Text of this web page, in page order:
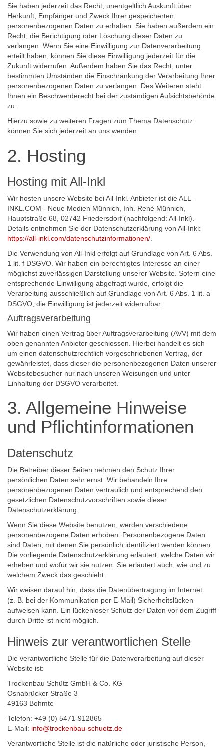
Sie haben jederzeit das Recht, unentgeltlich Auskunft über
Herkunft, Empfänger und Zweck Ihrer gespeicherten
personenbezogenen Daten zu erhalten. Sie haben außerdem ein
Recht, die Berichtigung oder Löschung dieser Daten zu
verlangen. Wenn Sie eine Einwilligung zur Datenverarbeitung
erteilt haben, können Sie diese Einwilligung jederzeit für die
Zukunft widerrufen. Außerdem haben Sie das Recht, unter
bestimmten Umständen die Einschränkung der Verarbeitung Ihrer
personenbezogenen Daten zu verlangen. Des Weiteren steht
Ihnen ein Beschwerderecht bei der zuständigen Aufsichtsbehörde
zu.
Hierzu sowie zu weiteren Fragen zum Thema Datenschutz
können Sie sich jederzeit an uns wenden.
2. Hosting
Hosting mit All-Inkl
Wir hosten unsere Website bei All-Inkl. Anbieter ist die ALL-
INKL.COM - Neue Medien Münnich, Inh. René Münnich,
Hauptstraße 68, 02742 Friedersdorf (nachfolgend: All-Inkl).
Details entnehmen Sie der Datenschutzerklärung von All-Inkl:
https://all-inkl.com/datenschutzinformationen/
Die Verwendung von All-Inkl erfolgt auf Grundlage von Art. 6 Abs.
1 lit. f DSGVO. Wir haben ein berechtigtes Interesse an einer
möglichst zuverlässigen Darstellung unserer Website. Sofern eine
entsprechende Einwilligung abgefragt wurde, erfolgt die
Verarbeitung ausschließlich auf Grundlage von Art. 6 Abs. 1 lit. a
DSGVO; die Einwilligung ist jederzeit widerrufbar.
Auftragsverarbeitung
Wir haben einen Vertrag über Auftragsverarbeitung (AVV) mit dem
oben genannten Anbieter geschlossen. Hierbei handelt es sich
um einen datenschutzrechtlich vorgeschriebenen Vertrag, der
gewährleistet, dass dieser die personenbezogenen Daten unserer
Websitebesucher nur nach unseren Weisungen und unter
Einhaltung der DSGVO verarbeitet.
3. Allgemeine Hinweise
und Pflicht­informationen
Datenschutz
Die Betreiber dieser Seiten nehmen den Schutz Ihrer
persönlichen Daten sehr ernst. Wir behandeln Ihre
personenbezogenen Daten vertraulich und entsprechend den
gesetzlichen Datenschutzvorschriften sowie dieser
Datenschutzerklärung.
Wenn Sie diese Website benutzen, werden verschiedene
personenbezogene Daten erhoben. Personenbezogene Daten
sind Daten, mit denen Sie persönlich identifiziert werden können.
Die vorliegende Datenschutzerklärung erläutert, welche Daten wir
erheben und wofür wir sie nutzen. Sie erläutert auch, wie und zu
welchem Zweck das geschieht.
Wir weisen darauf hin, dass die Datenübertragung im Internet
(z. B. bei der Kommunikation per E-Mail) Sicherheitslücken
aufweisen kann. Ein lückenloser Schutz der Daten vor dem Zugriff
durch Dritte ist nicht möglich.
Hinweis zur verantwortlichen Stelle
Die verantwortliche Stelle für die Datenverarbeitung auf dieser
Website ist:
Trockenbau Schütz GmbH & Co. KG
Osnabrücker Straße 3
49163 Bohmte
Telefon: +49 (0) 5471-912865
E-Mail: info@trockenbau-schuetz.de
Verantwortliche Stelle ist die natürliche oder juristische Person,